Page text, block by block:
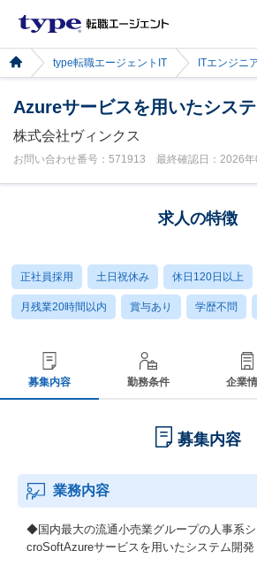
type転職エージェントIT ITエンジニ
Azureサービスを用いたシス
株式会社ヴィンクス
お問い合わせ番号：571913 最終確認日：2026年
求人の特徴
正社員採用 土日祝休み 休日120日以上
月残業20時間以内 賞与あり 学歴不問
募集内容 勤務条件 企業
募集内容
業務内容
◆国内最大の流通小売業グループの人事系
croSoftAzureサービスを用いたシステム開発